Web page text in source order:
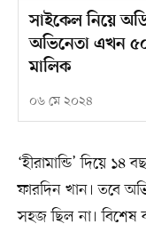
সাইকেল নিয়ে
অভিনেতা এখন
মালিক
০৬ মে ২০২৪
‘হীরামান্ডি’ দিয়ে
ফারদিন খান। তবে
সহজ ছিল না।